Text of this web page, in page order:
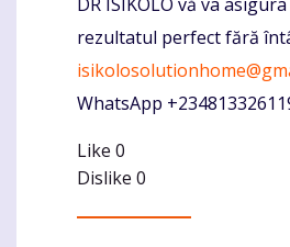
rezultatul perfect fără
WhatsApp
Like 0
Dislike 0